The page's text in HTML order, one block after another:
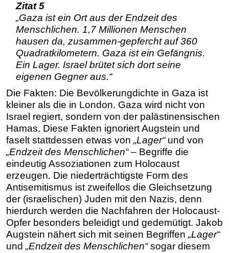
Zitat 5
„Gaza ist ein Ort aus der Endzeit des
Menschlichen. 1,7 Millionen Menschen
hausen da, zusammen-gepfercht auf 360
Quadratkilometern. Gaza ist ein Gefängnis.
Ein Lager. Israel brütet sich dort seine
eigenen Gegner aus.“
Die Fakten: Die Bevölkerungdichte in Gaza ist
kleiner als die in London. Gaza wird nicht von
Israel regiert, sondern von der palästinensischen
Hamas. Diese Fakten ignoriert Augstein und
faselt stattdessen etwas von „Lager“und von
„Endzeit des Menschlichen“– Begriffe die
eindeutig Assoziationen zum Holocaust
erzeugen. Die niederträchtigste Form des
Antisemitismus ist zweifellos die Gleichsetzung
der (israelischen) Juden mit den Nazis, denn
hierdurch werden die Nachfahren der Holocaust-
Opfer besonders beleidigt und gedemütigt. Jakob
Augstein nähert sich mit seinen Begriffen „Lager“
und „Endzeit des Menschlichen“sogar diesem